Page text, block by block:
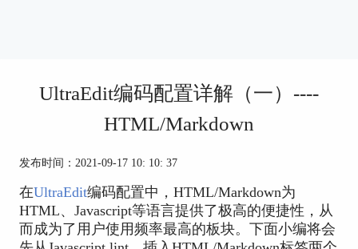
UltraEdit编码配置详解（一）----
HTML/Markdown
发布时间：2021-09-17 10: 10: 37
在UltraEdit编码配置中，HTML/Markdown为
HTML、Javascript等语言提供了极高的便捷性，从
而成为了用户使用频率最高的板块。下面小编将会